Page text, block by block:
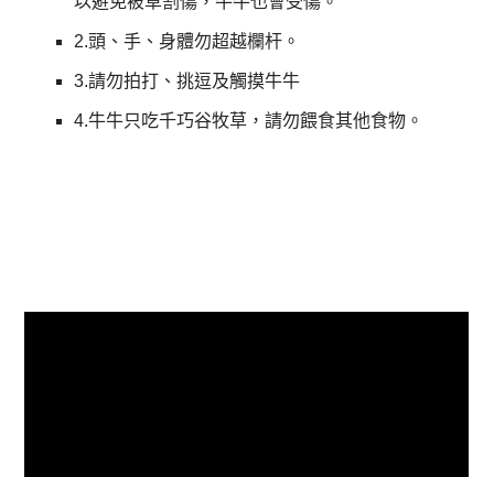
2.頭、手、身體勿超越欄杆。
3.請勿拍打、挑逗及觸摸牛牛
4.牛牛只吃千巧谷牧草，請勿餵食其他食物。